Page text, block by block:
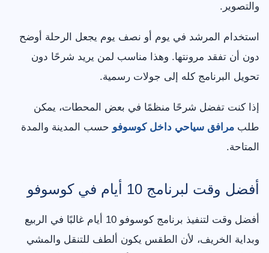
والتصوير.
استخدام المرشد في يوم أو نصف يوم يجعل الرحلة أوضح
دون أن تفقد مرونتها. وهذا مناسب لمن يريد شرحًا دون
تحويل البرنامج كله إلى جولات رسمية.
إذا كنت تفضل شرحًا منظمًا في بعض المحطات، يمكن
طلب مرافق سياحي داخل كوسوفو حسب المدينة والمدة
المتاحة.
أفضل وقت لبرنامج 10 أيام في كوسوفو
أفضل وقت لتنفيذ برنامج كوسوفو 10 أيام غالبًا في الربيع
وبداية الخريف، لأن الطقس يكون ألطف للتنقل والمشي